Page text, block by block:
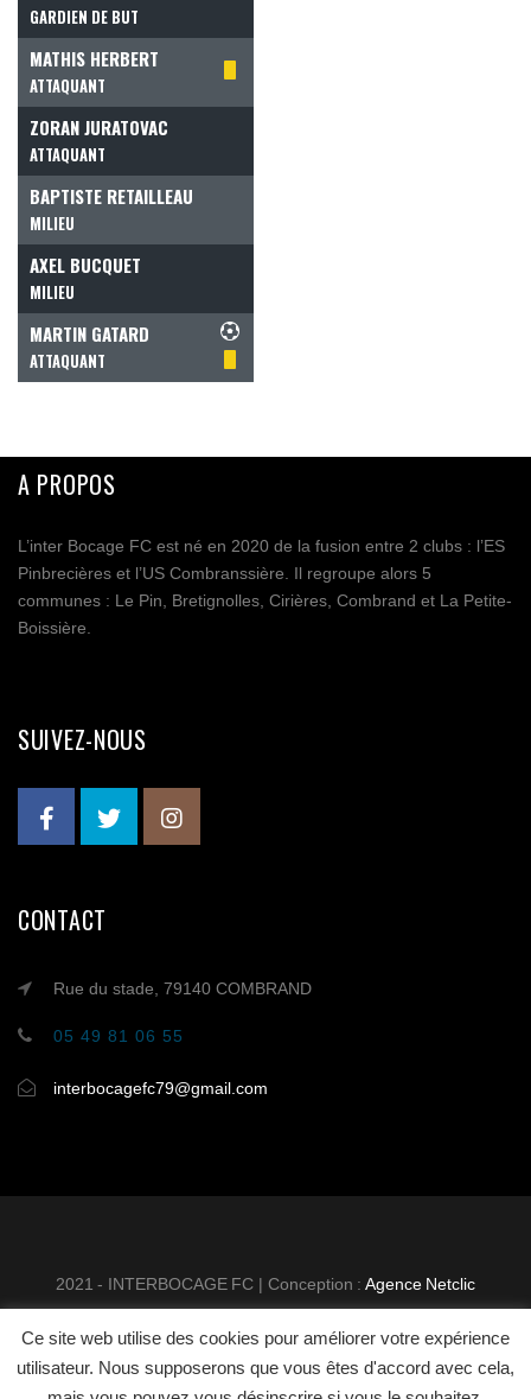
GARDIEN DE BUT
MATHIS HERBERT
ATTAQUANT
ZORAN JURATOVAC
ATTAQUANT
BAPTISTE RETAILLEAU
MILIEU
AXEL BUCQUET
MILIEU
MARTIN GATARD
ATTAQUANT
A PROPOS
L’inter Bocage FC est né en 2020 de la fusion entre 2 clubs : l’ES
Pinbrecières et l’US Combranssière. Il regroupe alors 5
communes : Le Pin, Bretignolles, Cirières, Combrand et La Petite-
Boissière.
SUIVEZ-NOUS
CONTACT
Rue du stade, 79140 COMBRAND
05 49 81 06 55
interbocagefc79@gmail.com
2021 - INTERBOCAGE FC | Conception : Agence Netclic
INTER BOCAGE FOOTBALL
MENTIONS
LÉGALES
CONTACT
Ce site web utilise des cookies pour améliorer votre expérience
utilisateur. Nous supposerons que vous êtes d'accord avec cela,